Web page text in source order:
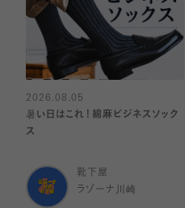
2026.08.05
暑い日はこれ！綿麻ビジネスソック
ス
靴下屋
ラゾーナ川崎